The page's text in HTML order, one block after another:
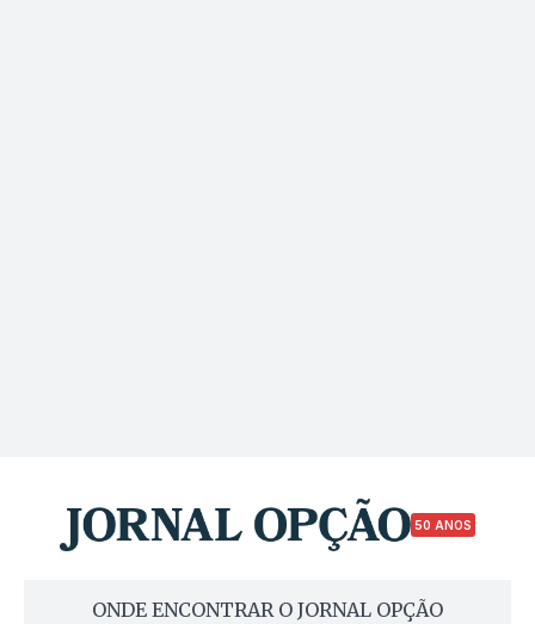
50 ANOS
ONDE ENCONTRAR O JORNAL OPÇÃO